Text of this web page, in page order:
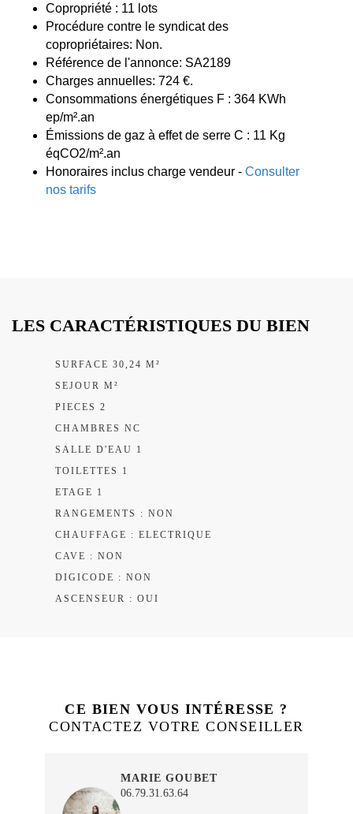
Copropriété : 11 lots
Procédure contre le syndicat des
copropriétaires: Non.
Référence de l'annonce: SA2189
Charges annuelles: 724 €.
Consommations énergétiques F : 364 KWh
ep/m².an
Émissions de gaz à effet de serre C : 11 Kg
éqCO2/m².an
Honoraires inclus charge vendeur - Consulter
nos tarifs
LES CARACTÉRISTIQUES DU BIEN
SURFACE 30,24 M²
SEJOUR M²
PIECES 2
CHAMBRES NC
SALLE D'EAU 1
TOILETTES 1
ETAGE 1
RANGEMENTS : NON
CHAUFFAGE : ELECTRIQUE
CAVE : NON
DIGICODE : NON
ASCENSEUR : OUI
CE BIEN VOUS INTÉRESSE ?
CONTACTEZ VOTRE CONSEILLER
MARIE GOUBET
06.79.31.63.64